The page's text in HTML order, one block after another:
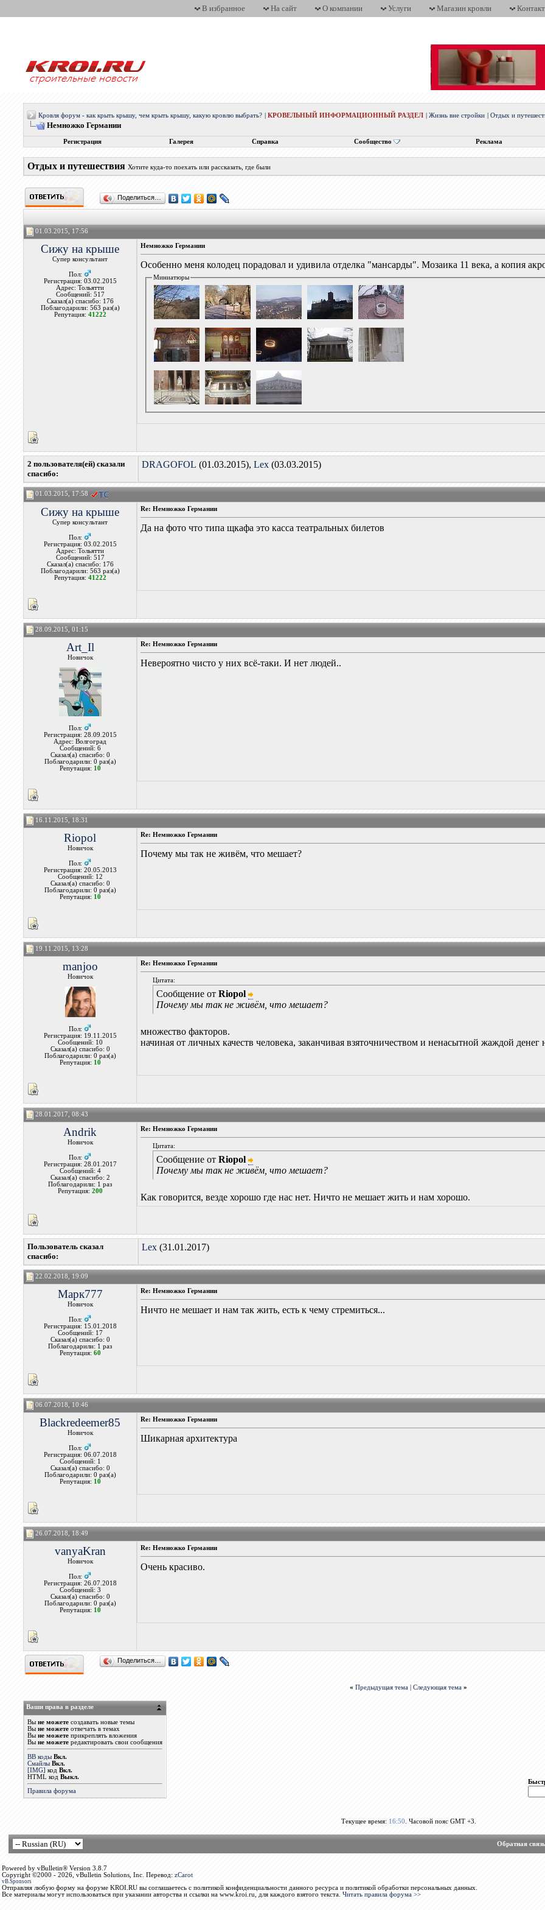
В избранное На сайт О компании Услуги Магазин кровли
Кровля форум - как крыть крышу, чем крыть крышу, какую кровлю выбрать? |КРОВЕЛЬНЫЙ ИНФОРМАЦИОННЫЙ РАЗДЕЛ |Жизнь вне стройки |Отдых и
Немножко Германии
Регистрация Галерея Справка Сообщество Реклама
Отдых и путешествия Хотите куда-то поехать или рассказать, где были
Поделиться…
01.03.2015, 17:56
Сижу на крыше
Супер консультант
Пол:
Регистрация: 03.02.2015
Адрес: Тольятти
Сообщений: 517
Сказал(а) спасибо: 176
Поблагодарили: 563 раз(а)
Репутация: 41222
Немножко Германии
Особенно меня колодец порадовал и удивила отделка "мансарды". Мозаика 11 века, а копия
Миниатюры
2 пользователя(ей) сказали
cпасибо:
DRAGOFOL (01.03.2015),Lex (03.03.2015)
01.03.2015, 17:58
Сижу на крыше
Супер консультант
Пол:
Регистрация: 03.02.2015
Адрес: Тольятти
Сообщений: 517
Сказал(а) спасибо: 176
Поблагодарили: 563 раз(а)
Репутация: 41222
Re: Немножко Германии
Да на фото что типа щкафа это касса театральных билетов
28.09.2015, 01:15
Art_Il
Новичок
Пол:
Регистрация: 28.09.2015
Адрес: Волгоград
Сообщений: 6
Сказал(а) спасибо: 0
Поблагодарили: 0 раз(а)
Репутация: 10
Re: Немножко Германии
Невероятно чисто у них всё-таки. И нет людей..
16.11.2015, 18:31
Riopol
Новичок
Пол:
Регистрация: 20.05.2013
Сообщений: 12
Сказал(а) спасибо: 0
Поблагодарили: 0 раз(а)
Репутация: 10
Re: Немножко Германии
Почему мы так не живём, что мешает?
19.11.2015, 13:28
manjoo
Новичок
Пол:
Регистрация: 19.11.2015
Сообщений: 10
Сказал(а) спасибо: 0
Поблагодарили: 0 раз(а)
Репутация: 10
Re: Немножко Германии
Цитата:
Сообщение отRiopol
Почему мы так не живём, что мешает?
множество факторов.
начиная от личных качеств человека, заканчивая взяточничеством и ненасытной жаждой денег
28.01.2017, 08:43
Andrik
Новичок
Пол:
Регистрация: 28.01.2017
Сообщений: 4
Сказал(а) спасибо: 2
Поблагодарили: 1 раз
Репутация: 200
Re: Немножко Германии
Цитата:
Сообщение отRiopol
Почему мы так не живём, что мешает?
Как говорится, везде хорошо где нас нет. Ничто не мешает жить и нам хорошо.
Пользователь сказал
cпасибо:
Lex (31.01.2017)
22.02.2018, 19:09
Марк777
Новичок
Пол:
Регистрация: 15.01.2018
Сообщений: 17
Сказал(а) спасибо: 0
Поблагодарили: 1 раз
Репутация: 60
Re: Немножко Германии
Ничто не мешает и нам так жить, есть к чему стремиться...
06.07.2018, 10:46
Blackredeemer85
Новичок
Пол:
Регистрация: 06.07.2018
Сообщений: 1
Сказал(а) спасибо: 0
Поблагодарили: 0 раз(а)
Репутация: 10
Re: Немножко Германии
Шикарная архитектура
26.07.2018, 18:49
vanyaKran
Новичок
Пол:
Регистрация: 26.07.2018
Сообщений: 3
Сказал(а) спасибо: 0
Поблагодарили: 0 раз(а)
Репутация: 10
Re: Немножко Германии
Очень красиво.
Поделиться…
« Предыдущая тема |Следующая тема »
Ваши права в разделе
Выне можете создавать новые темы
Выне можете отвечать в темах
Выне можете прикреплять вложения
Выне можете редактировать свои сообщения
BB коды Вкл.
Смайлы Вкл.
[IMG] кодВкл.
HTML кодВыкл.
Правила форума
Текущее время: 16:50 . Часовой пояс GMT +3.
Обратная связь
Powered by vBulletin® Version 3.8.7
Copyright ©2000 - 2026, vBulletin Solutions, Inc. Перевод: zCarot
vB.Sponsors
Отправляя любую форму на форуме KROI.RU вы соглашаетесь с политикой конфиденциальности данного ресурса и политикой обработки персональных данных.
Все материалы могут использоваться при указании авторства и ссылки на www.kroi.ru, для каждого взятого текста. Читать правила форума >>